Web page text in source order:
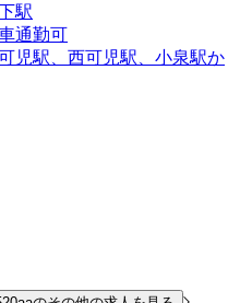
駅
通勤可
児駅、西可児駅、小泉駅か